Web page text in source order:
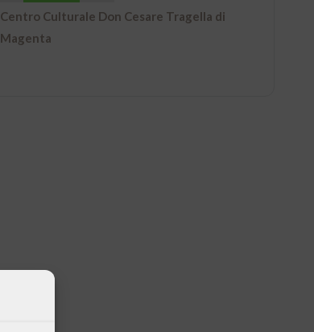
Centro Culturale Don Cesare Tragella di
Magenta